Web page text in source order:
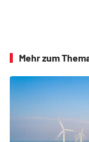
Mehr zum